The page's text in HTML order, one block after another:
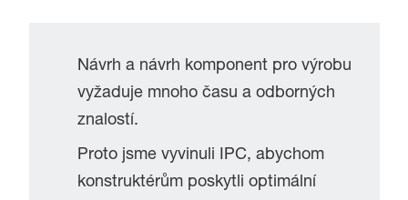
Návrh a návrh komponent pro výrobu
vyžaduje mnoho času a odborných
znalostí.
Proto jsme vyvinuli IPC, abychom
konstruktérům poskytli optimální